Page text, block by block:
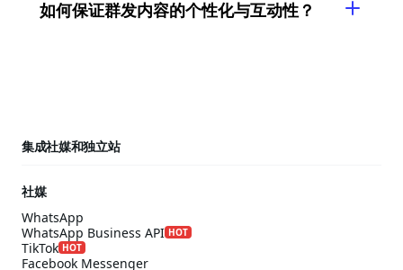
如何保证群发内容的个性化与互动性？
集成社媒和独立站
社媒
WhatsApp
WhatsApp Business API HOT
TikTok HOT
Facebook Messenger